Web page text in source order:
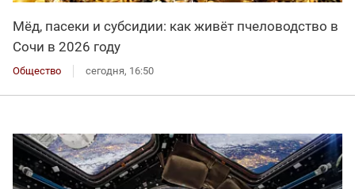
Мёд, пасеки и субсидии: как живёт пчеловодство в
Сочи в 2026 году
Общество сегодня, 16:50